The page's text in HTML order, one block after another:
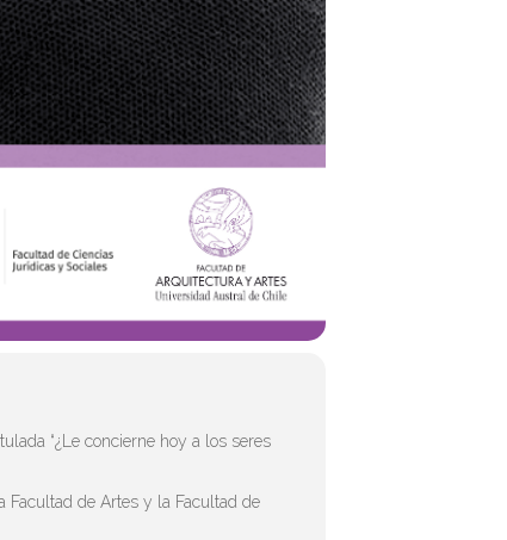
“¿Le concierne hoy a los seres
Facultad de Artes y la Facultad de